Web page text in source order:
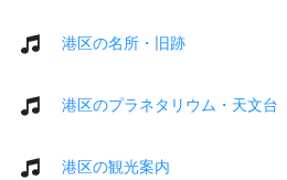
港区の名所・旧跡
港区のプラネタリウム・天文台
港区の観光案内